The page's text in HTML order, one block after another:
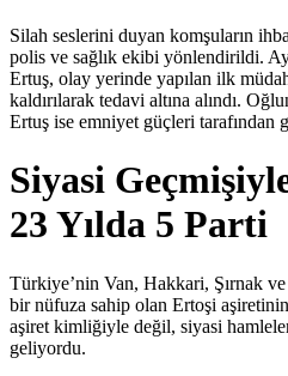
Silah seslerini duyan komşuların
polis ve sağlık ekibi yönlendirildi.
Ertuş, olay yerinde yapılan ilk
kaldırılarak tedavi altına alındı.
Ertuş ise emniyet güçleri tarafından
Siyasi
23 Yılda 5 Parti
Türkiye’nin Van, Hakkari, Şırnak
bir nüfuza sahip olan Ertoşi
aşiret kimliğiyle değil, siyasi
geliyordu.